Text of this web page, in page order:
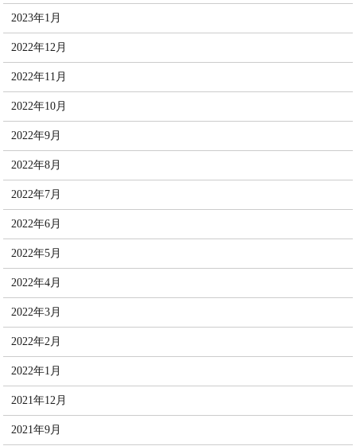
2023年1月
2022年12月
2022年11月
2022年10月
2022年9月
2022年8月
2022年7月
2022年6月
2022年5月
2022年4月
2022年3月
2022年2月
2022年1月
2021年12月
2021年9月